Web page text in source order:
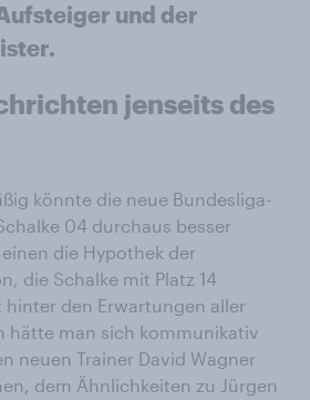
und der
jenseits des
könnte die neue Bundesliga-
04 durchaus besser
die Hypothek der
die Schalke mit Platz 14
hinter den Erwartungen aller
hätte man sich kommunikativ
neuen Trainer David Wagner
dem Ähnlichkeiten zu Jürgen